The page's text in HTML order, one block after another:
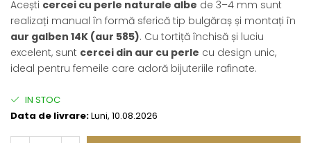
Acești cercei cu perle naturale albe de 3–4 mm sunt
realizați manual în formă sferică tip bulgăraș și montați în
aur galben 14K (aur 585). Cu tortiță închisă și luciu
excelent, sunt cercei din aur cu perle cu design unic,
ideal pentru femeile care adoră bijuteriile rafinate.
IN STOC
Data de livrare:Luni, 10.08.2026